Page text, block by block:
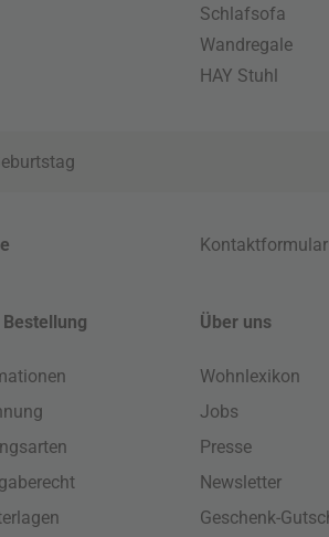
Schlafsofa
Wandregale
HAY Stuhl
Kontaktformular
Über uns
Wohnlexikon
Jobs
Presse
Newsletter
Geschenk-